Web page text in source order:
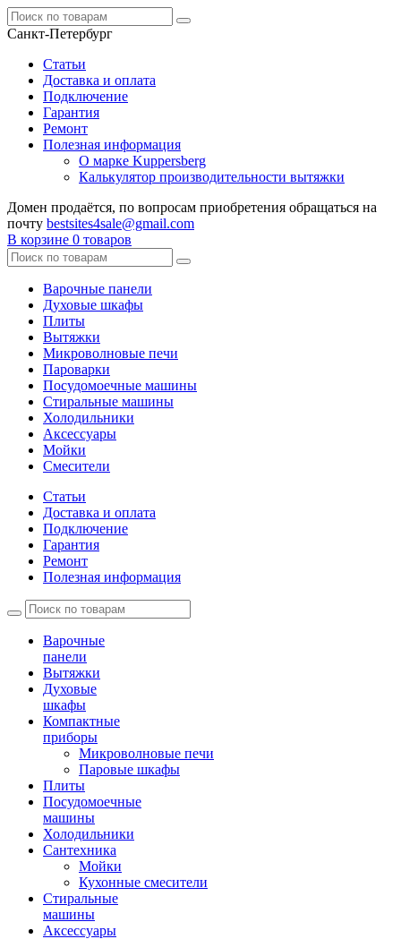
Санкт-Петербург
Статьи
Доставка и оплата
Подключение
Гарантия
Ремонт
Полезная информация
О марке Kuppersberg
Калькулятор производительности вытяжки
Домен продаётся, по вопросам приобретения обращаться на
почту bestsites4sale@gmail.com
В корзине 0 товаров
Варочные панели
Духовые шкафы
Плиты
Вытяжки
Микроволновые печи
Пароварки
Посудомоечные машины
Стиральные машины
Холодильники
Аксессуары
Мойки
Cмесители
Статьи
Доставка и оплата
Подключение
Гарантия
Ремонт
Полезная информация
Варочные
панели
Вытяжки
Духовые
шкафы
Компактные
приборы
Микроволновые печи
Паровые шкафы
Плиты
Посудомоечные
машины
Холодильники
Сантехника
Мойки
Кухонные смесители
Стиральные
машины
Аксессуары